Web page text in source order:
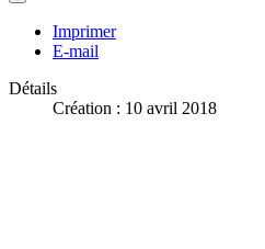
Imprimer
E-mail
Détails
Création : 10 avril 2018